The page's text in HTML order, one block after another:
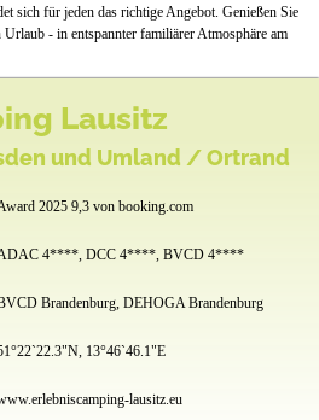
sich für jeden das richtige Angebot. Genießen Sie
- in entspannter familiärer Atmosphäre am
Lausitz
und Umland / Ortrand
2025 9,3 von booking.com
4****, DCC 4****, BVCD 4****
Brandenburg, DEHOGA Brandenburg
13°46`46.1"E
lausitz.eu